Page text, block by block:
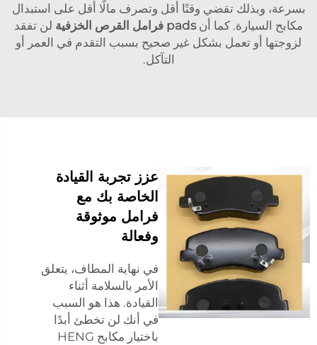
بسرعة، وبذلك تقضي وقتًا أقل وتصرف مالًا أقل على استبدال
مكابح السيارة. كما أنpads فرامل القرص الخزفية
لن تفقد
لزوجتها أو تعمل بشكل غير صحيح بسبب التقدم في العمر أو
التآكل.
عزز تجربة القيادة
الخاصة بك مع
فرامل موثوقة
وفعالة
في نهاية المطاف، يتعلق
الأمر بالسلامة أثناء
القيادة. هذا هو السبب
في أنك لن تخطئ أبدًا
باختيار مكابح HENG